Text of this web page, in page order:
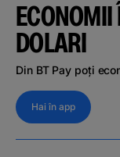
ECONOMII
DOLARI
Din BT Pay poți
Hai în app